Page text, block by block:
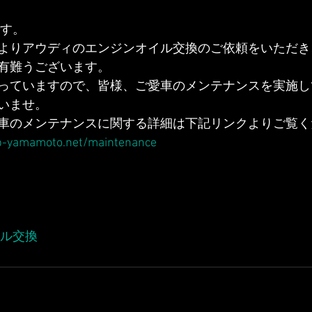
。
りアウディのエンジンオイル交換のご依頼をいただ
難うございます。
ていますので、皆様、ご愛車のメンテナンスを実施
ませ。
のメンテナンスに関する詳細は下記リンクよりご覧
maintenance
交換